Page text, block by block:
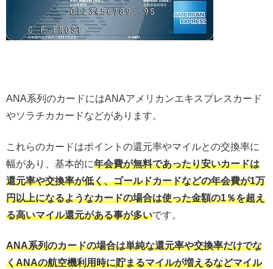
ANA系列のカードにはANAアメリカンエキスプレスカード
やソラチカカードなどがあります。
これらのカードはポイントの還元率やマイルとの交換率に
幅があり、基本的に年会費が無料であったり安いカードは
還元率や交換率が低く、ゴールドカードなどの年会費が1万
円以上になるようなカードの場合は使った金額の1％を超え
る高いマイル還元がある事が多いです。
ANA系列のカードの場合は単純な還元率や交換率だけでな
くANAの航空機利用時に貯まるマイルが増えるなどマイル